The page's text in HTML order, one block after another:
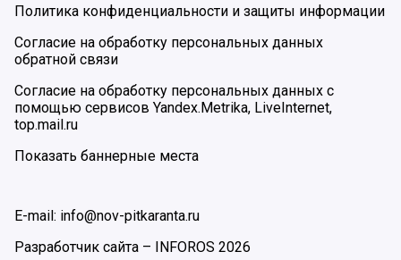
Политика конфиденциальности и защиты информации
Согласие на обработку персональных данных
обратной связи
Согласие на обработку персональных данных с
помощью сервисов Yandex.Metrika, LiveInternet,
top.mail.ru
Показать баннерные места
E-mail: info@nov-pitkaranta.ru
Разработчик сайта –
INFOROS 2026